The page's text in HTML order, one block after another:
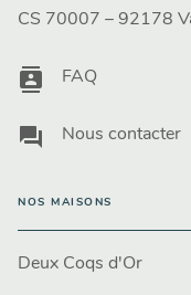
CS 70007 – 92178
contacts FAQ
question_answer Nous contacter
NOS MAISONS
Deux Coqs d'Or